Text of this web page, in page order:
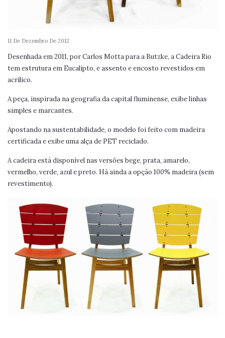
11 De Dezembro De 2012
Desenhada em 2011, por Carlos Motta para a Butzke, a Cadeira Rio
tem estrutura em Eucalipto, e assento e encosto revestidos em
acrílico.
A peça, inspirada na geografia da capital fluminense, exibe linhas
simples e marcantes.
Apostando na sustentabilidade, o modelo foi feito com madeira
certificada e exibe uma alça de PET reciclado.
A cadeira está disponível nas versões bege, prata, amarelo,
vermelho, verde, azul e preto. Há ainda a opção 100% madeira (sem
revestimento).